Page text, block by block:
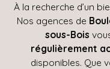
À la recherche d’un
Nos agences de
sous-Bois
régulièrement
disponibles. Que